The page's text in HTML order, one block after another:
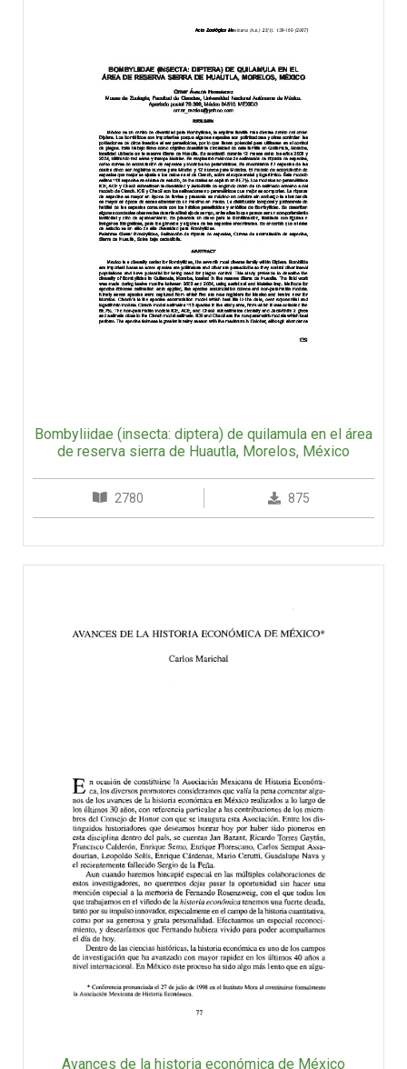
Bombyliidae (insecta: diptera) de quilamula en el área
de reserva sierra de Huautla, Morelos, México
2780 875
Avances de la historia económica de México